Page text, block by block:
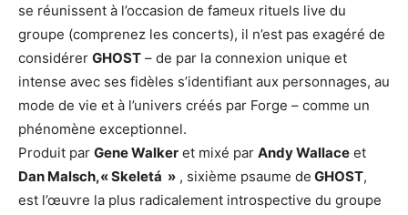
se réunissent à l’occasion de fameux rituels live du
groupe (comprenez les concerts), il n’est pas exagéré de
considérer GHOST – de par la connexion unique et
intense avec ses fidèles s’identifiant aux personnages, au
mode de vie et à l’univers créés par Forge – comme un
phénomène exceptionnel.
Produit par Gene Walker et mixé par Andy Wallace et
Dan Malsch,« Skeletá » , sixième psaume de GHOST,
est l’œuvre la plus radicalement introspective du groupe